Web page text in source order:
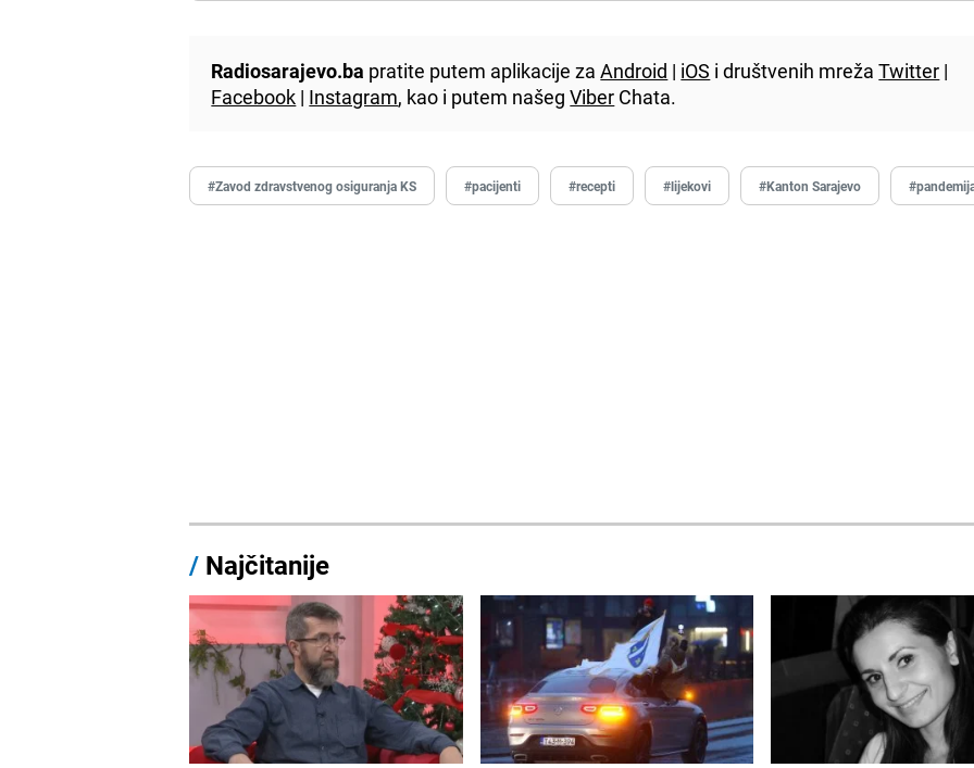
Radiosarajevo.ba pratite putem aplikacije zaAndroid | iOS i društvenih mrežaTwitter |
Facebook | Instagram, kao i putem našegViber Chata.
#Zavod zdravstvenog osiguranja KS #pacijenti #recepti #lijekovi #Kanton Sarajevo
/ Najčitanije